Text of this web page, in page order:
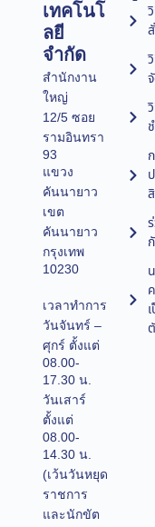
เทคโนโ
ลยี
จำกัด
สำนักงาน
ใหญ่
12/5 ซอย
รามอินทรา
93
แขวง
คันนายาว
เขต
คันนายาว
กรุงเทพ
10230
เวลาทำการ
วันจันทร์ –
ศุกร์ ตั้งแต่
08.00-
17.30 น.
วันเสาร์
ตั้งแต่
08.00-
14.30 น.
(เว้นวันหยุด
ราชการ
และนักขัต